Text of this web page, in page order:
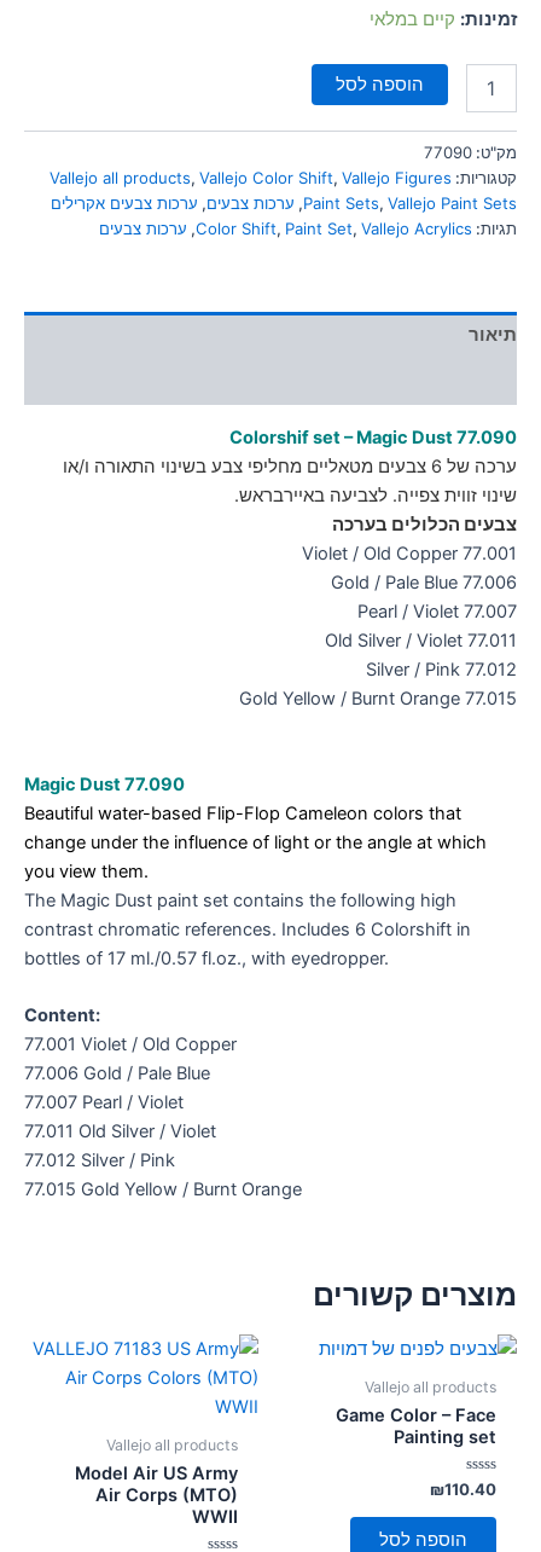
font_downloadזמינות: קיים במלאי
הוספה לסל
מק"ט: 77090
קטגוריות:
Vallejo all products, Vallejo Color Shift, Vallejo Figures
Paint Sets, Vallejo Paint Sets
, ערכות צבעים, ערכות צבעים אקרילים
תגיות:
Color Shift, Paint Set, Vallejo Acrylics
, ערכות צבעים
תיאור
Colorshif set – Magic Dust 77.090
ערכה של 6 צבעים מטאליים מחליפי צבע בשינוי התאורה ו/או
שינוי זווית צפייה. לצביעה באיירבראש.
צבעים הכלולים בערכה
77.001 Violet / Old Copper
77.006 Gold / Pale Blue
77.007 Pearl / Violet
77.011 Old Silver / Violet
77.012 Silver / Pink
77.015 Gold Yellow / Burnt Orange
Magic Dust 77.090
Beautiful water-based Flip-Flop Cameleon colors that
change under the influence of light or the angle at which
you view them.
The Magic Dust paint set contains the following high
contrast chromatic references. Includes 6 Colorshift in
bottles of 17 ml./0.57 fl.oz., with eyedropper.
Content:
77.001 Violet / Old Copper
77.006 Gold / Pale Blue
77.007 Pearl / Violet
77.011 Old Silver / Violet
77.012 Silver / Pink
77.015 Gold Yellow / Burnt Orange
מוצרים קשורים
Vallejo all products
Game Color – Face
Painting set
דורג
0
מתוך
₪110.40
הוספה לסל
Vallejo all products
Model Air US Army
Air Corps (MTO)
WWII